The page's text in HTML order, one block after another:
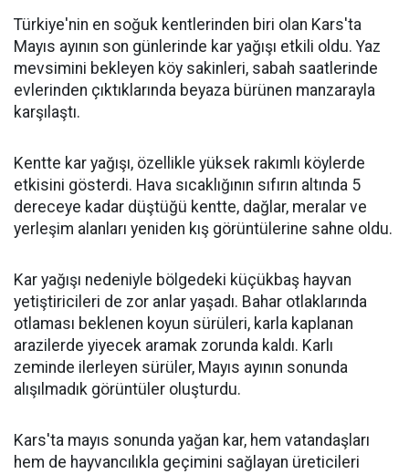
Türkiye'nin en soğuk kentlerinden biri olan Kars'ta
Mayıs ayının son günlerinde kar yağışı etkili oldu. Yaz
mevsimini bekleyen köy sakinleri, sabah saatlerinde
evlerinden çıktıklarında beyaza bürünen manzarayla
karşılaştı.
Kentte kar yağışı, özellikle yüksek rakımlı köylerde
etkisini gösterdi. Hava sıcaklığının sıfırın altında 5
dereceye kadar düştüğü kentte, dağlar, meralar ve
yerleşim alanları yeniden kış görüntülerine sahne oldu.
Kar yağışı nedeniyle bölgedeki küçükbaş hayvan
yetiştiricileri de zor anlar yaşadı. Bahar otlaklarında
otlaması beklenen koyun sürüleri, karla kaplanan
arazilerde yiyecek aramak zorunda kaldı. Karlı
zeminde ilerleyen sürüler, Mayıs ayının sonunda
alışılmadık görüntüler oluşturdu.
Kars'ta mayıs sonunda yağan kar, hem vatandaşları
hem de hayvancılıkla geçimini sağlayan üreticileri